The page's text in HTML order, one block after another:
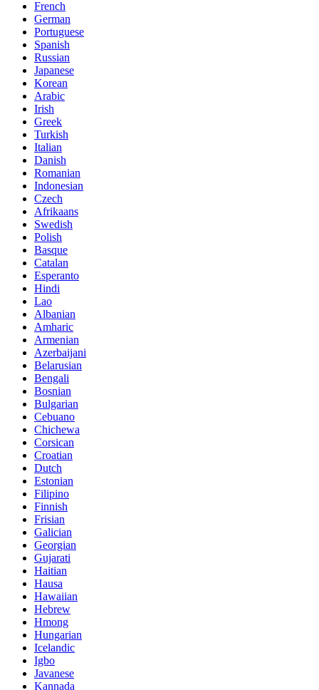
French
German
Portuguese
Spanish
Russian
Japanese
Korean
Arabic
Irish
Greek
Turkish
Italian
Danish
Romanian
Indonesian
Czech
Afrikaans
Swedish
Polish
Basque
Catalan
Esperanto
Hindi
Lao
Albanian
Amharic
Armenian
Azerbaijani
Belarusian
Bengali
Bosnian
Bulgarian
Cebuano
Chichewa
Corsican
Croatian
Dutch
Estonian
Filipino
Finnish
Frisian
Galician
Georgian
Gujarati
Haitian
Hausa
Hawaiian
Hebrew
Hmong
Hungarian
Icelandic
Igbo
Javanese
Kannada